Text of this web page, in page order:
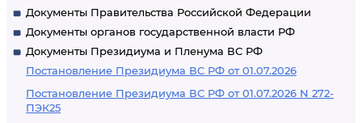
Документы Правительства Российской Федерации
Документы органов государственной власти РФ
Документы Президиума и Пленума ВС РФ
Постановление Президиума ВС РФ от 01.07.2026
Постановление Президиума ВС РФ от 01.07.2026 N 272-
ПЭК25